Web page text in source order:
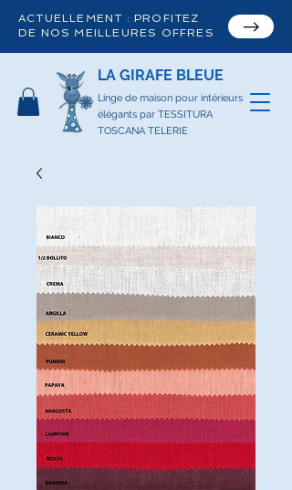
ACTUELLEMENT : PROFITEZ
DE NOS MEILLEURES OFFRES
LA GIRAFE BLEUE
Linge de maison pour intérieurs
élégants par TESSITURA
TOSCANA TELERIE